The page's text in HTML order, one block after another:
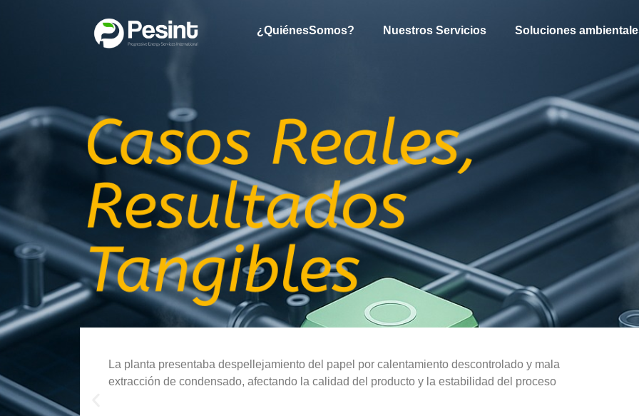
¿QuiénesSomos? Nuestros Servicios Soluciones
La planta presentaba despellejamiento del papel por calentamiento descontrolado y mala
extracción de condensado, afectando la calidad del producto y la estabilidad del proceso